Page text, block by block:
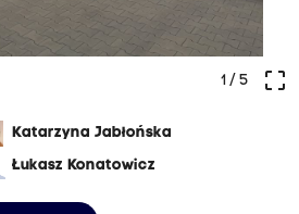
crop_free
1/ 5
Katarzyna Jabłońska
Łukasz Konatowicz